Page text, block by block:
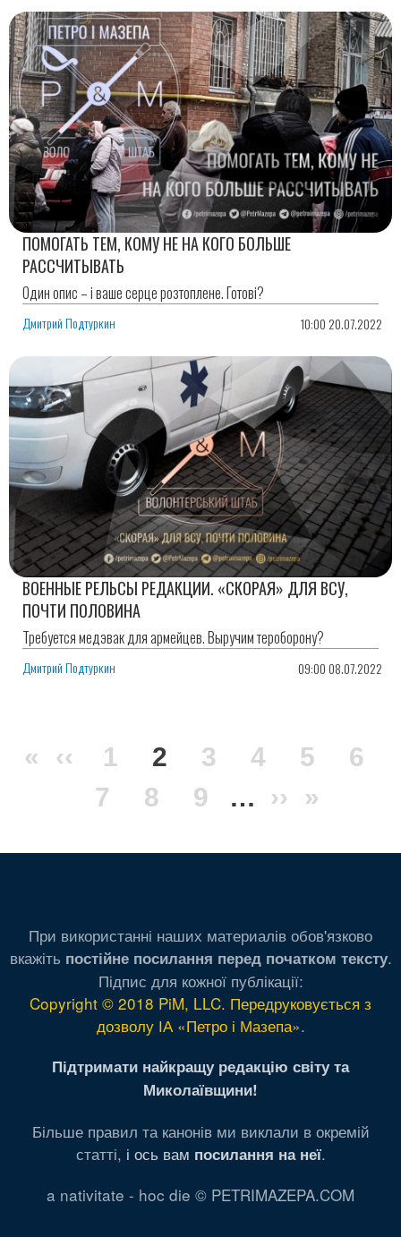
ПОМОГАТЬ ТЕМ, КОМУ НЕ НА КОГО БОЛЬШЕ
РАССЧИТЫВАТЬ
Один опис – і ваше серце розтоплене. Готові?
Дмитрий Подтуркин 10:00 20.07.2022
ВОЕННЫЕ РЕЛЬСЫ РЕДАКЦИИ. «СКОРАЯ» ДЛЯ ВСУ,
ПОЧТИ ПОЛОВИНА
Требуется медэвак для армейцев. Выручим тероборону?
Дмитрий Подтуркин 09:00 08.07.2022
страниц
Первая
страница
«
Предыдущая
страница
‹‹ Page
1
Текущая
страница
2 Page
3 Page
4 Page
5
6
Page
7 Page
8 Page
9 … ›› »
При використанні наших материалів обов'язково
вкажіть постійне посилання перед початком тексту.
Підпис для кожної публікації:
Copyright © 2018 PiM, LLC. Передруковується з
дозволу ІА «Петро і Мазепа».
Підтримати найкращу редакцію світу та
Миколаївщини!
Більше правил та канонів ми виклали в окремій
статті, і ось вам посилання на неї.
a nativitate - hoc die © PETRIMAZEPA.COM